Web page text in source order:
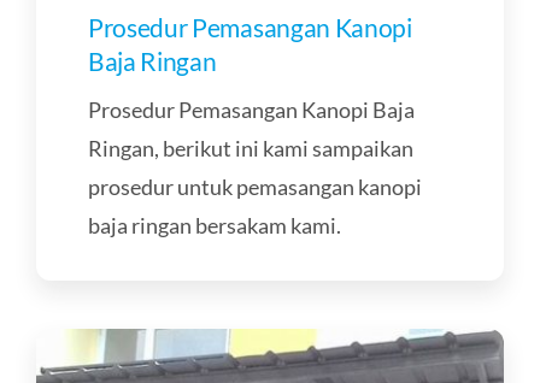
Prosedur Pemasangan Kanopi
Baja Ringan
Prosedur Pemasangan Kanopi Baja
Ringan, berikut ini kami sampaikan
prosedur untuk pemasangan kanopi
baja ringan bersakam kami.